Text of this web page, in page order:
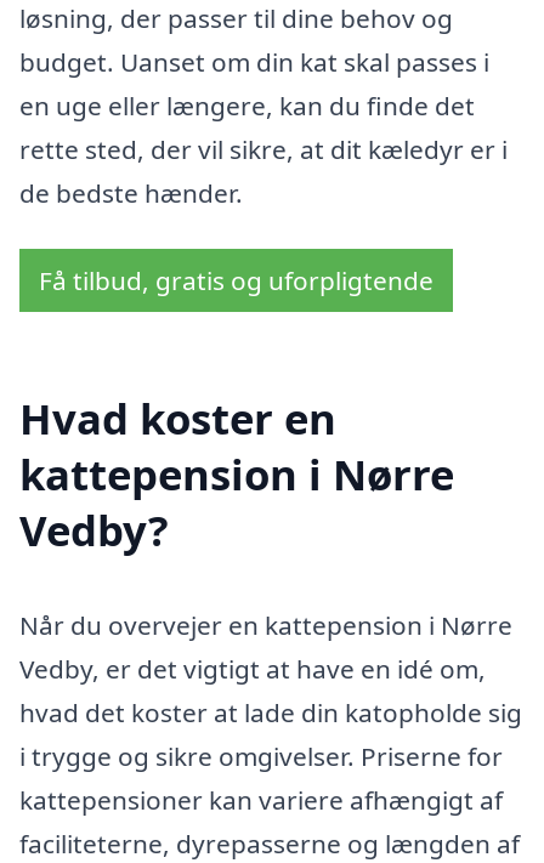
løsning, der passer til dine behov og
budget. Uanset om din kat skal passes i
en uge eller længere, kan du finde det
rette sted, der vil sikre, at dit kæledyr er i
de bedste hænder.
Få tilbud, gratis og uforpligtende
Hvad koster en
kattepension i Nørre
Vedby?
Når du overvejer en kattepension i Nørre
Vedby, er det vigtigt at have en idé om,
hvad det koster at lade din katopholde sig
i trygge og sikre omgivelser. Priserne for
kattepensioner kan variere afhængigt af
faciliteterne, dyrepasserne og længden af